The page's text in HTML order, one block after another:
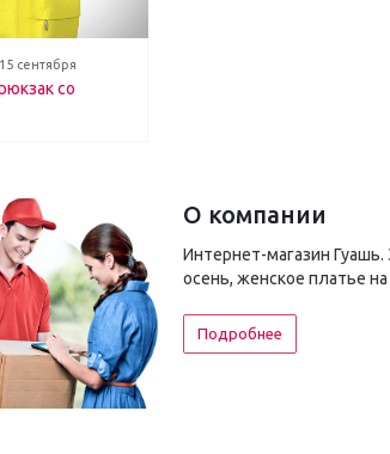
сентября
со
О компании
Интернет-магазин
осень, женское платье
Подробнее